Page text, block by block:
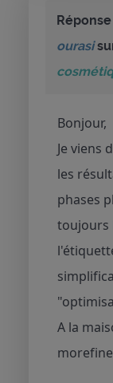
ourasi
Bonjour,
Je viens
les
phases
toujours
A la